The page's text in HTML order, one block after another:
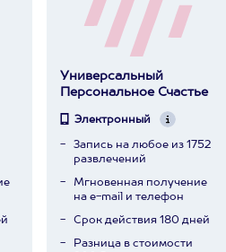
Универсальный
Персональное Счастье
Электронный
Запись на любое из 1752
развлечений
Мгновенная получение
на e-mail и телефон
Срок действия 180 дней
Разница в стоимости